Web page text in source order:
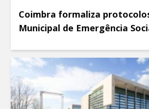
Coimbra formaliza
Municipal de Emergência